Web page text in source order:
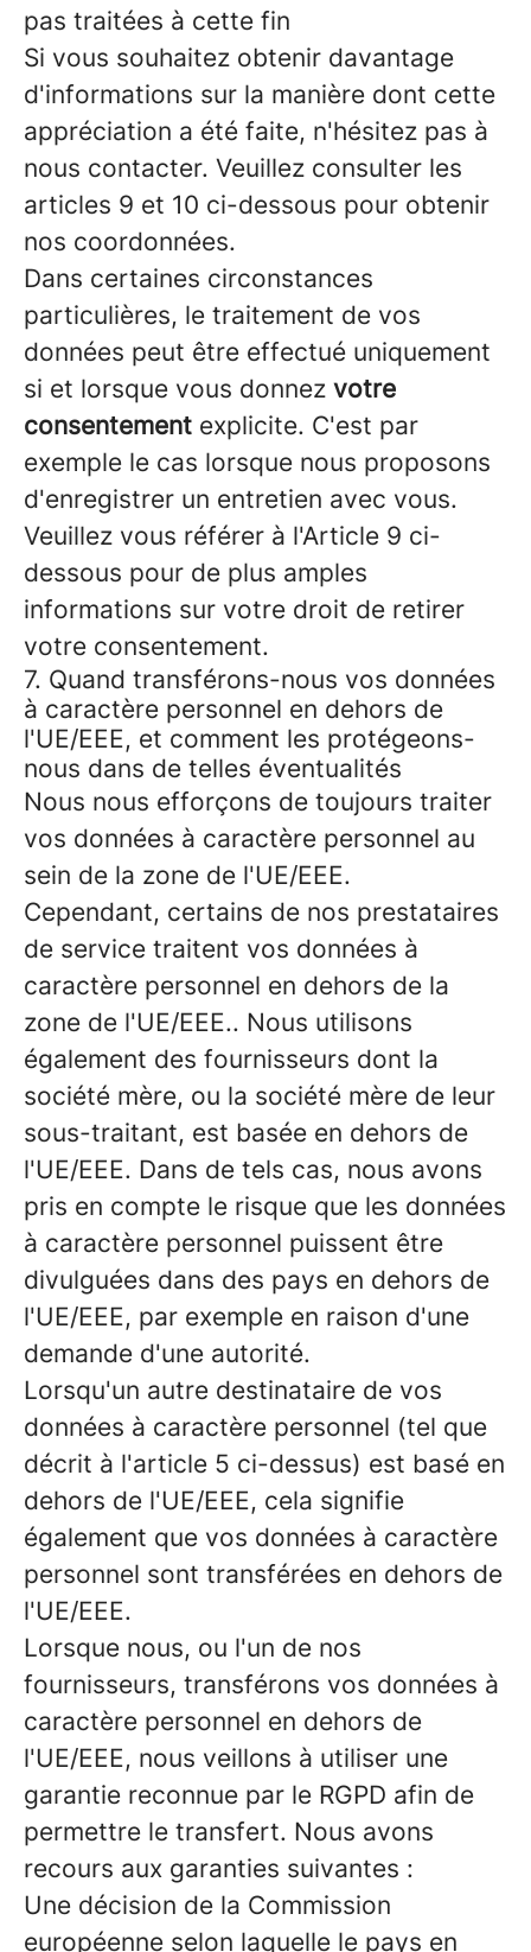
pas traitées à cette fin
Si vous souhaitez obtenir davantage
d'informations sur la manière dont cette
appréciation a été faite, n'hésitez pas à
nous contacter. Veuillez consulter les
articles 9 et 10 ci-dessous pour obtenir
nos coordonnées.
Dans certaines circonstances
particulières, le traitement de vos
données peut être effectué uniquement
si et lorsque vous donnez votre
consentement explicite. C'est par
exemple le cas lorsque nous proposons
d'enregistrer un entretien avec vous.
Veuillez vous référer à l'Article 9 ci-
dessous pour de plus amples
informations sur votre droit de retirer
votre consentement.
7. Quand transférons-nous vos données
à caractère personnel en dehors de
l'UE/EEE, et comment les protégeons-
nous dans de telles éventualités
Nous nous efforçons de toujours traiter
vos données à caractère personnel au
sein de la zone de l'UE/EEE.
Cependant, certains de nos prestataires
de service traitent vos données à
caractère personnel en dehors de la
zone de l'UE/EEE.. Nous utilisons
également des fournisseurs dont la
société mère, ou la société mère de leur
sous-traitant, est basée en dehors de
l'UE/EEE. Dans de tels cas, nous avons
pris en compte le risque que les données
à caractère personnel puissent être
divulguées dans des pays en dehors de
l'UE/EEE, par exemple en raison d'une
demande d'une autorité.
Lorsqu'un autre destinataire de vos
données à caractère personnel (tel que
décrit à l'article 5 ci-dessus) est basé en
dehors de l'UE/EEE, cela signifie
également que vos données à caractère
personnel sont transférées en dehors de
l'UE/EEE.
Lorsque nous, ou l'un de nos
fournisseurs, transférons vos données à
caractère personnel en dehors de
l'UE/EEE, nous veillons à utiliser une
garantie reconnue par le RGPD afin de
permettre le transfert. Nous avons
recours aux garanties suivantes :
Une décision de la Commission
européenne selon laquelle le pays en